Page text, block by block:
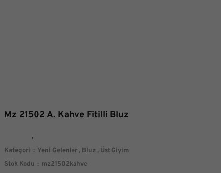
Mz 21502 A. Kahve Fitilli Bluz
Kategori Yeni Gelenler , Bluz , Üst Giyim
Stok Kodu
mz21502kahve